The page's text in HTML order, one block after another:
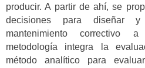
producir. A partir de ahí, se
decisiones para diseñar
mantenimiento correctivo
metodología integra la
método analítico para